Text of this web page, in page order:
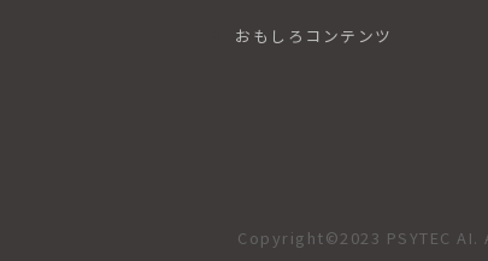
おもしろコンテンツ
Copyright©2023 PSYTEC